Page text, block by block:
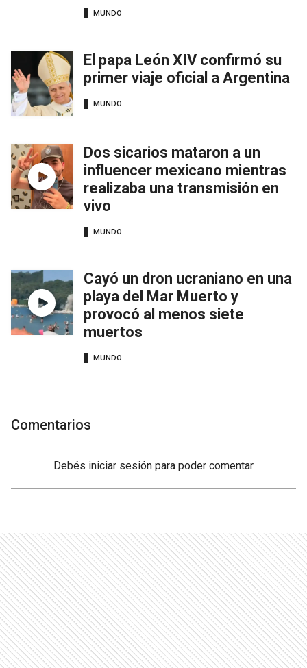
MUNDO
El papa León XIV confirmó su
primer viaje oficial a Argentina
MUNDO
Dos sicarios mataron a un
influencer mexicano mientras
realizaba una transmisión en
vivo
MUNDO
Cayó un dron ucraniano en una
playa del Mar Muerto y
provocó al menos siete
muertos
MUNDO
Comentarios
Debés iniciar sesión para poder comentar